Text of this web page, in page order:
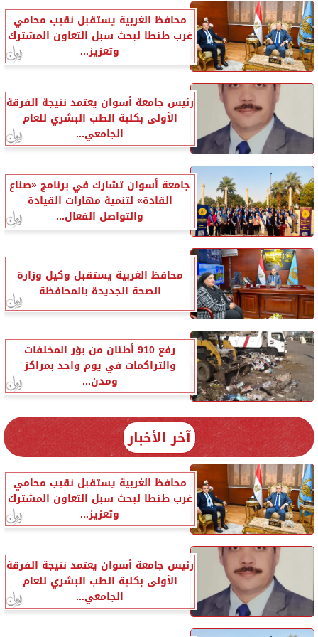
محافظ الغربية يستقبل نقيب محامي
غرب طنطا لبحث سبل التعاون المشترك
وتعزيز...
رئيس جامعة أسوان يعتمد نتيجة الفرقة
الأولى بكلية الطب البشري للعام
الجامعي...
جامعة أسوان تشارك في برنامج «صناع
القادة» لتنمية مهارات القيادة
والتواصل الفعال...
محافظ الغربية يستقبل وكيل وزارة
الصحة الجديدة بالمحافظة
رفع 910 أطنان من بؤر المخلفات
والتراكمات في يوم واحد بمراكز
ومدن...
آخر الأخبار
محافظ الغربية يستقبل نقيب محامي
غرب طنطا لبحث سبل التعاون المشترك
وتعزيز...
رئيس جامعة أسوان يعتمد نتيجة الفرقة
الأولى بكلية الطب البشري للعام
الجامعي...